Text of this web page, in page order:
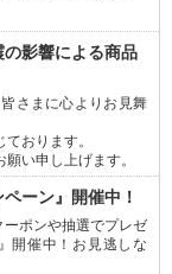
影響による商品
さまに心よりお見舞
おります。
い申し上げます。
ーン』開催中！
ポンや抽選でプレゼ
開催中！お見逃しな